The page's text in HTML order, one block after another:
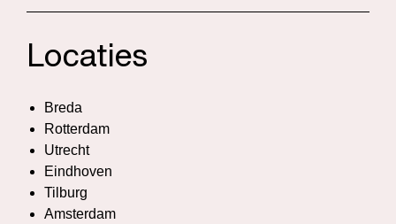
Locaties
Breda
Rotterdam
Utrecht
Eindhoven
Tilburg
Amsterdam